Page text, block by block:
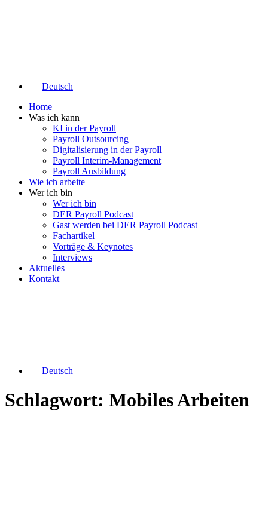
Deutsch
Home
Was ich kann
KI in der Payroll
Payroll Outsourcing
Digitalisierung in der Payroll
Payroll Interim-Management
Payroll Ausbildung
Wie ich arbeite
Wer ich bin
Wer ich bin
DER Payroll Podcast
Gast werden bei DER Payroll Podcast
Fachartikel
Vorträge & Keynotes
Interviews
Aktuelles
Kontakt
Deutsch
Schlagwort: Mobiles Arbeiten